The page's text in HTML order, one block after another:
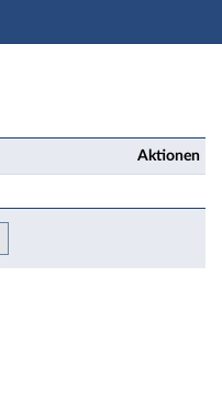
II - Dateien
Aktionen